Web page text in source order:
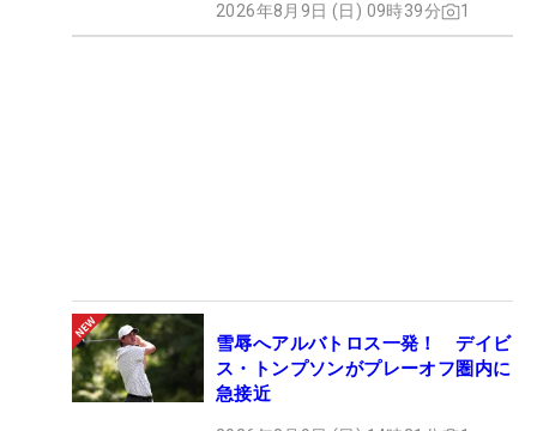
2026年8月9日 (日) 09時39分 1
雪辱へアルバトロス一発！ デイビ
ス・トンプソンがプレーオフ圏内に
急接近